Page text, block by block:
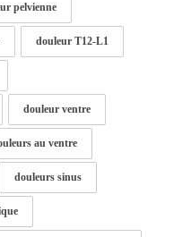
pelvienne
douleur T12-L1
douleur ventre
au ventre
douleurs sinus